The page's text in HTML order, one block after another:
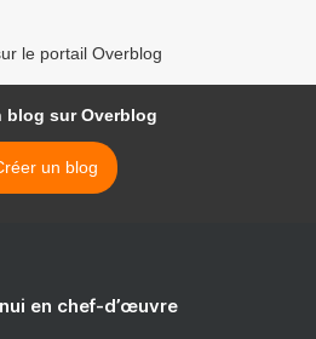
le portail Overblog
blog sur Overblog
un blog
en chef-d’œuvre